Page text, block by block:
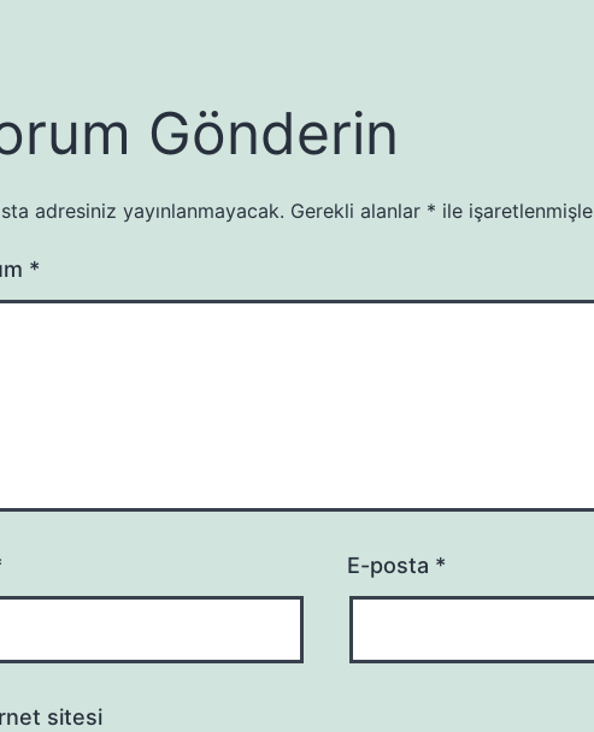
Gönderin
adresiniz yayınlanmayacak. Gerekli alanlar * ile
*
E-posta *
sitesi